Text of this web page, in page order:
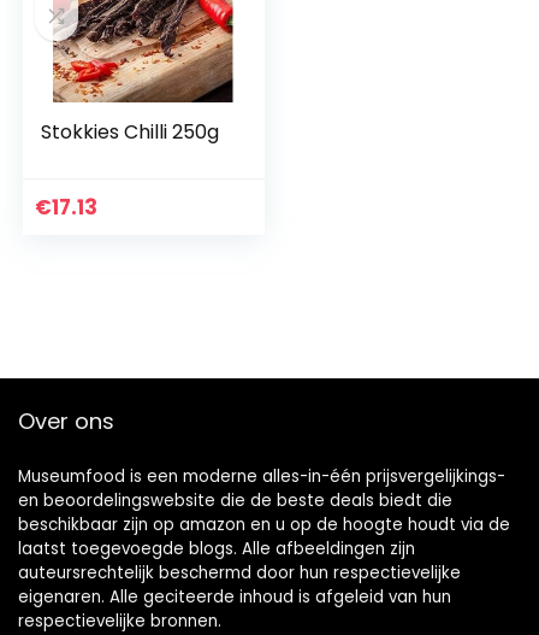
Stokkies Chilli 250g
€17.13
Over ons
Museumfood is een moderne alles-in-één prijsvergelijkings-
en beoordelingswebsite die de beste deals biedt die
beschikbaar zijn op amazon en u op de hoogte houdt via de
laatst toegevoegde blogs. Alle afbeeldingen zijn
auteursrechtelijk beschermd door hun respectievelijke
eigenaren. Alle geciteerde inhoud is afgeleid van hun
respectievelijke bronnen.